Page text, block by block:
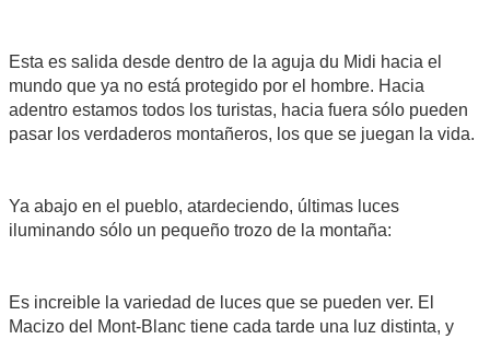
Esta es salida desde dentro de la aguja du Midi hacia el
mundo que ya no está protegido por el hombre. Hacia
adentro estamos todos los turistas, hacia fuera sólo pueden
pasar los verdaderos montañeros, los que se juegan la vida.
Ya abajo en el pueblo, atardeciendo, últimas luces
iluminando sólo un pequeño trozo de la montaña:
Es increible la variedad de luces que se pueden ver. El
Macizo del Mont-Blanc tiene cada tarde una luz distinta, y